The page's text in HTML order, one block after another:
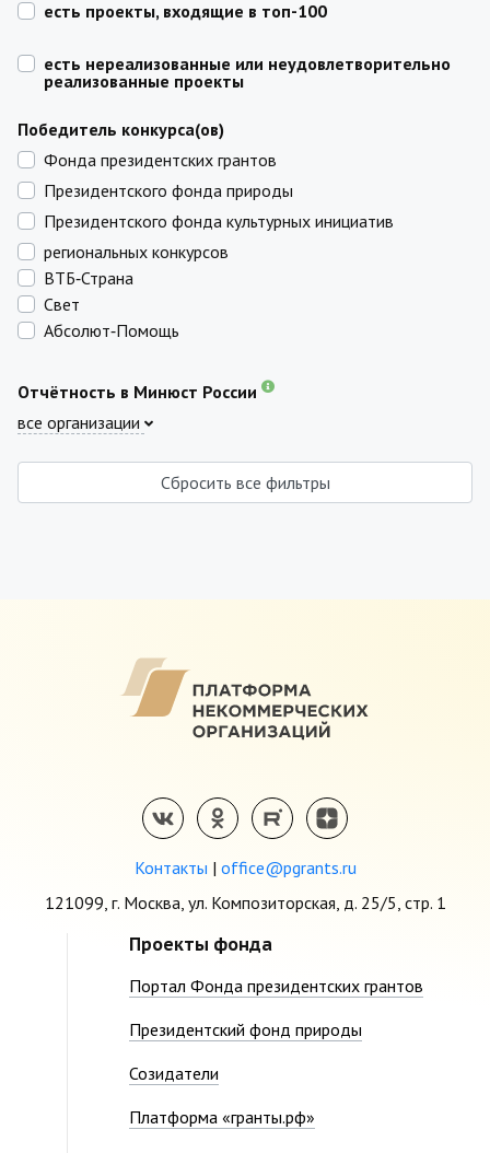
есть проекты, входящие в топ-100
есть нереализованные или неудовлетворительно
реализованные проекты
Победитель конкурса(ов)
Фонда президентских грантов
Президентского фонда природы
Президентского фонда культурных инициатив
региональных конкурсов
ВТБ‑Страна
Свет
Абсолют‑Помощь
Отчётность в Минюст России
все организации
Сбросить все фильтры
Контакты | office@pgrants.ru
121099, г. Москва, ул. Композиторская, д. 25/5, стр. 1
Проекты фонда
Портал Фонда президентских грантов
Президентский фонд природы
Созидатели
Платформа «гранты.рф»